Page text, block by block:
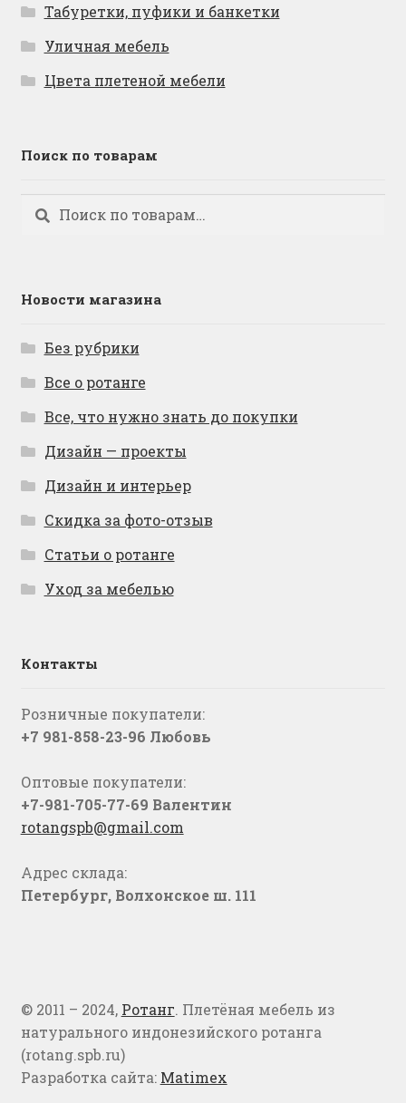
Табуретки, пуфики и банкетки
Уличная мебель
Цвета плетеной мебели
Поиск по товарам
Искать:
Поиск
Новости магазина
Без рубрики
Все о ротанге
Все, что нужно знать до покупки
Дизайн — проекты
Дизайн и интерьер
Скидка за фото-отзыв
Статьи о ротанге
Уход за мебелью
Контакты
Розничные покупатели:
+7 981-858-23-96 Любовь
Оптовые покупатели:
+7-981-705-77-69 Валентин
rotangspb@gmail.com
Адрес склада:
Петербург, Волхонское ш. 111
© 2011 – 2024, Ротанг. Плетёная мебель из
натурального индонезийского ротанга
(rotang.spb.ru)
Разработка сайта: Matimex